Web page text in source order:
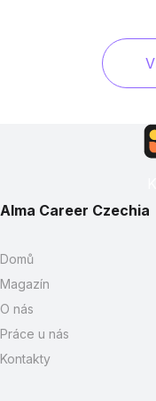
Alma Career Czechia
Domů
Magazín
O nás
Práce u nás
Kontakty